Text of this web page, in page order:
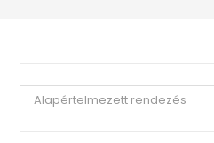
Alapértelmezett rendezés